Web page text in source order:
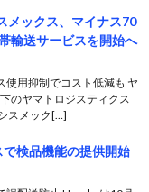
メックス、マイナス70
輸送サービスを開始へ
使用抑制でコスト低減も ヤ
のヤマトロジスティクス
スメック[…]
検品機能の提供開始